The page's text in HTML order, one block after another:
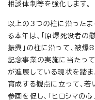
相談体制等を強化します。
以上の3つの柱に沿ったま
る本年は、「原爆死没者の
振興」の柱に沿って、被爆
記念事業の実施に当たっ
が進展している現状を踏
育成する観点に立って、
参画を促し、「ヒロシマの